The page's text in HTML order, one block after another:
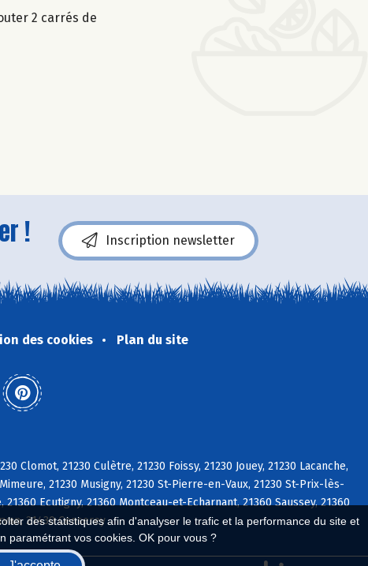
des statistiques afin d'analyser le trafic et la performance du site et
paramétrant vos cookies. OK pour vous ?
2 carrés de
! Inscription newsletter
des cookies Plan du site
Clomot, 21230 Culètre, 21230 Foissy, 21230 Jouey, 21230 Lacanche,
21230 Musigny, 21230 St-Pierre-en-Vaux, 21230 St-Prix-lès-
Ecutigny, 21360 Montceau-et-Echarnant, 21360 Saussey, 21360
21430 Censerey